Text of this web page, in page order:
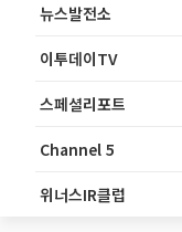
뉴스발전소
이투데이TV
스페셜리포트
Channel 5
위너스IR클럽